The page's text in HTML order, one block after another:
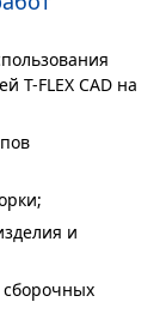
T-FLEX CAD на
и